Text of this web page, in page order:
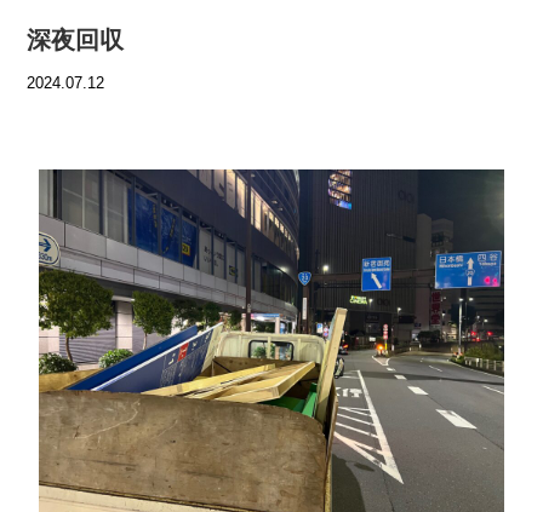
深夜回収
2024.07.12